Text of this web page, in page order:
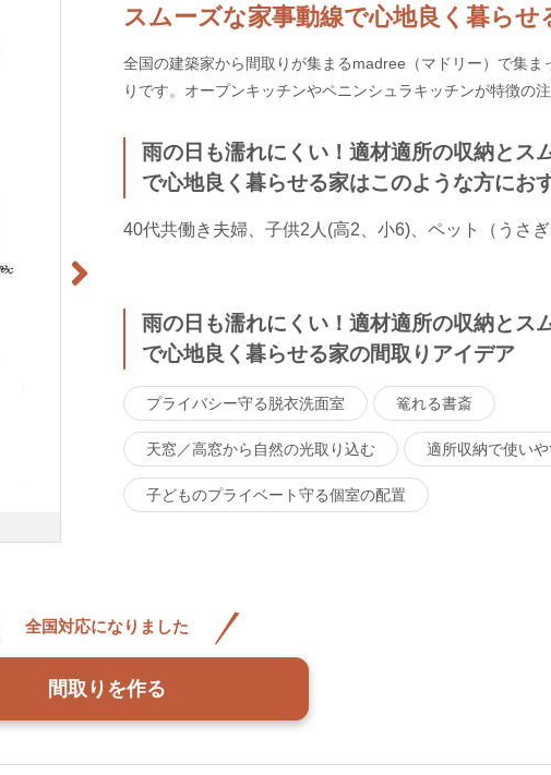
スムーズな家事動線で心地良く暮らせ
全国の建築家から間取りが集まるmadree（マドリー）で集ま
りです。オープンキッチンやペニンシュラキッチンが特徴の
雨の日も濡れにくい！適材適所の収納とス
で心地良く暮らせる家はこのような方にお
40代共働き夫婦、子供2人(高2、小6)、ペット（うさぎ
雨の日も濡れにくい！適材適所の収納とス
で心地良く暮らせる家の間取りアイデア
プライバシー守る脱衣洗面室 篭れる書斎
天窓／高窓から自然の光取り込む 適所収納で使い
子どものプライベート守る個室の配置
全国対応になりました
間取りを作る